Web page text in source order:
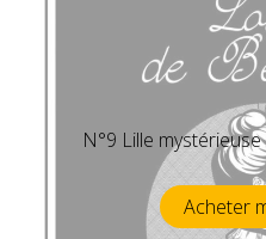
N°9 Lille
Acheter